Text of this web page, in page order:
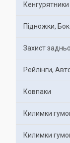
Кенгурятники
Підножки,
Захист
Рейлінги,
Ковпаки
Килимки
Килимки